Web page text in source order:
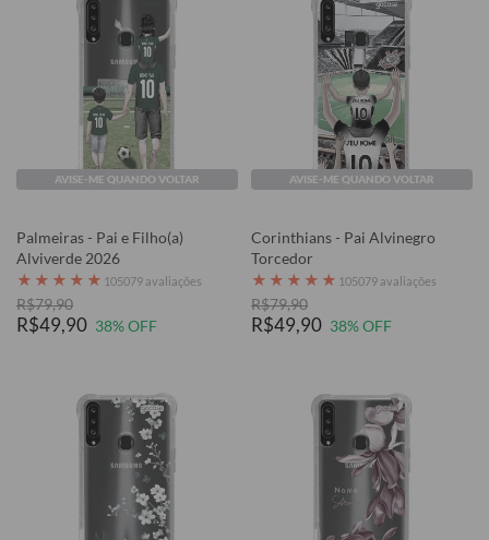
AVISE-ME QUANDO VOLTAR
Palmeiras - Pai e Filho(a)
Alviverde 2026
★ ★ ★ ★ ★ 105079 avaliações
R$79,90
R$49,90 38% OFF
AVISE-ME QUANDO VOLTAR
Corinthians - Pai Alvinegro
Torcedor
★ ★ ★ ★ ★ 105079 avaliações
R$79,90
R$49,90 38% OFF